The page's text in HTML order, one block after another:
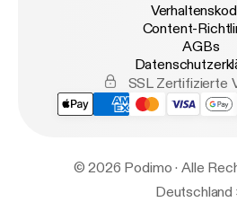
Content-
AGBs
SSL Zertifizierte
© 2026 Podimo · Alle
Deutschland